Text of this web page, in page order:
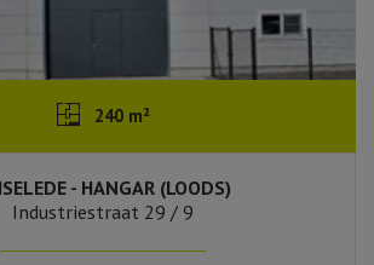
240 m²
- HANGAR (LOODS)
Industriestraat 29 / 9